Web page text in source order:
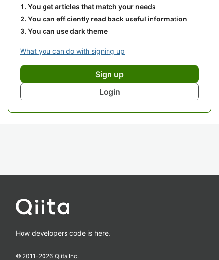
You get articles that match your needs
You can efficiently read back useful information
You can use dark theme
What you can do with signing up
Sign up
Login
How developers code is here.
© 2011-2026 Qiita Inc.